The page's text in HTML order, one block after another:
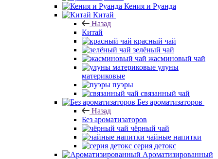
Кения и Руанда
Китай
Назад
Китай
красный чай
зелёный чай
жасминовый чай
улуны
материковые
пуэры
связанный чай
Без ароматизаторов
Назад
Без ароматизаторов
чёрный чай
чайные напитки
серия детокс
Ароматизированный